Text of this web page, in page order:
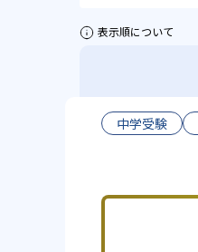
表示順について
中学受験